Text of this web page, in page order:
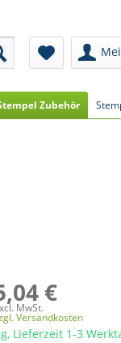
Zubehör
€
MwSt.
Versandkosten
Lieferzeit 1-3